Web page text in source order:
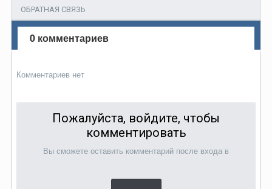
ОБРАТНАЯ СВЯЗЬ
0 комментариев
Комментариев нет
Пожалуйста, войдите, чтобы
комментировать
Вы сможете оставить комментарий после входа в